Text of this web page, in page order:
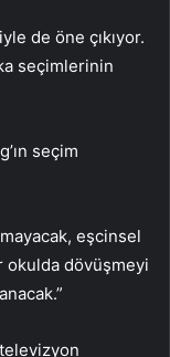
de öne çıkıyor.
seçimlerinin
seçim
eşcinsel
okulda dövüşmeyi